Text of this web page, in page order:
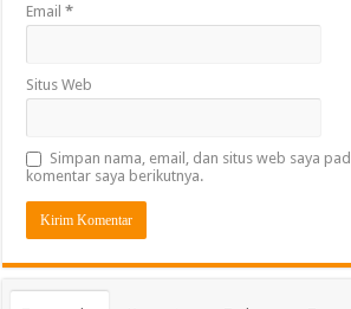
Email*
Situs Web
Simpan nama, email, dan situs web saya
komentar saya berikutnya.